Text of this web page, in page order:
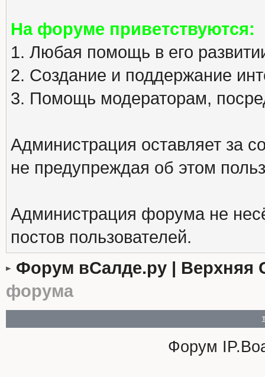
На форуме приветствуются:
1. Любая помощь в его
2. Создание и поддержание
3. Помощь модераторам,
Администрация оставляет за
не предупреждая об этом
Администрация форума не
постов пользователей.
Форум вСалде.ру | Верхняя
форума
Форум